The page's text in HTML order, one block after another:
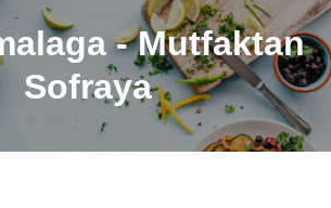
- Mutfaktan
Sofraya